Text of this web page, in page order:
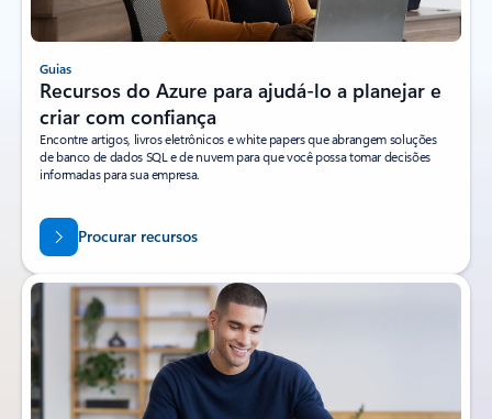
Guias
Recursos do Azure para ajudá-lo a planejar e
criar com confiança
Encontre artigos, livros eletrônicos e white papers que abrangem soluções
de banco de dados SQL e de nuvem para que você possa tomar decisões
informadas para sua empresa.
Procurar recursos